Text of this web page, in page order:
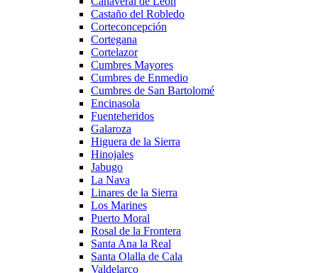
Castaño del Robledo
Corteconcepción
Cortegana
Cortelazor
Cumbres Mayores
Cumbres de Enmedio
Cumbres de San Bartolomé
Encinasola
Fuenteheridos
Galaroza
Higuera de la Sierra
Hinojales
Jabugo
La Nava
Linares de la Sierra
Los Marines
Puerto Moral
Rosal de la Frontera
Santa Ana la Real
Santa Olalla de Cala
Valdelarco